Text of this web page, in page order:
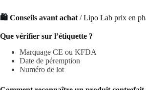
🛍️ Conseils avant achat / Lipo Lab prix en
Que vérifier sur l’étiquette ?
Marquage CE ou KFDA
Date de péremption
Numéro de lot